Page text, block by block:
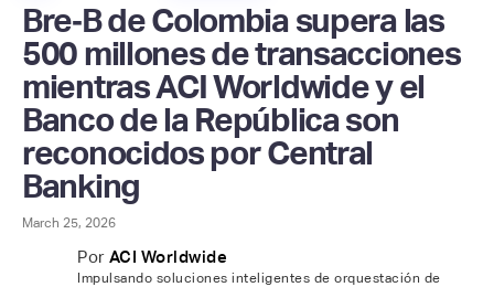
Bre‑B de Colombia supera las
500 millones de transacciones
mientras ACI Worldwide y el
Banco de la República son
reconocidos por Central
Banking
March 25, 2026
Por ACI Worldwide
Impulsando soluciones inteligentes de orquestación de